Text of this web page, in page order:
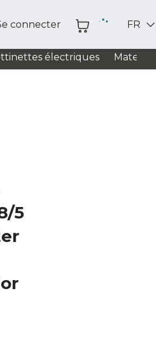
connecter FR
électriques Matelas
5